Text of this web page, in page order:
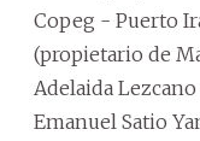
Copeg - Puerto
(propietario de
Adelaida
Emanuel Satio